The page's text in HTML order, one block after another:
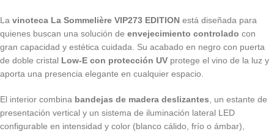
La vinoteca La Sommelière VIP273 EDITION está diseñada para
quienes buscan una solución de envejecimiento controlado con
gran capacidad y estética cuidada. Su acabado en negro con puerta
de doble cristal Low-E con protección UV protege el vino de la luz y
aporta una presencia elegante en cualquier espacio.
El interior combina bandejas de madera deslizantes , un estante de
presentación vertical y un sistema de iluminación lateral LED
configurable en intensidad y color (blanco cálido, frío o ámbar),